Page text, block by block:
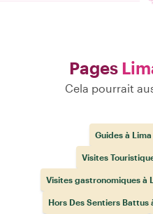
Pages
Cela pourrait
Guides à Lima
Visites
Visites gastronomiques à
Hors Des Sentiers Battus